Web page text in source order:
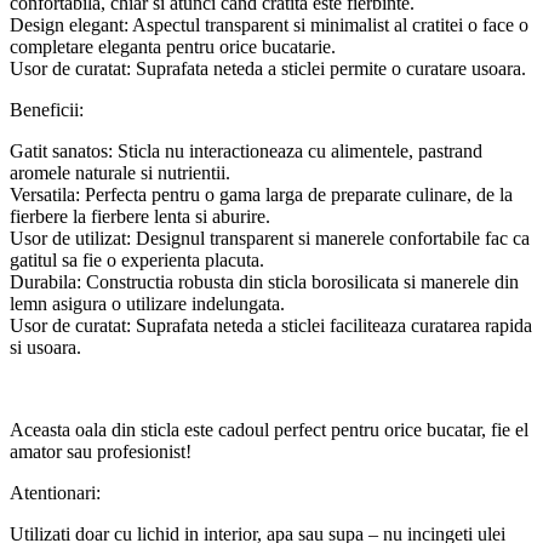
Design elegant: Aspectul transparent si minimalist al cratitei o face o
completare eleganta pentru orice bucatarie.
Usor de curatat: Suprafata neteda a sticlei permite o curatare usoara.
Beneficii:
Gatit sanatos: Sticla nu interactioneaza cu alimentele, pastrand
aromele naturale si nutrientii.
Versatila: Perfecta pentru o gama larga de preparate culinare, de la
fierbere la fierbere lenta si aburire.
Usor de utilizat: Designul transparent si manerele confortabile fac ca
gatitul sa fie o experienta placuta.
Durabila: Constructia robusta din sticla borosilicata si manerele din
lemn asigura o utilizare indelungata.
Usor de curatat: Suprafata neteda a sticlei faciliteaza curatarea rapida
si usoara.
Aceasta oala din sticla este cadoul perfect pentru orice bucatar, fie el
amator sau profesionist!
Atentionari:
Utilizati doar cu lichid in interior, apa sau supa – nu incingeti ulei